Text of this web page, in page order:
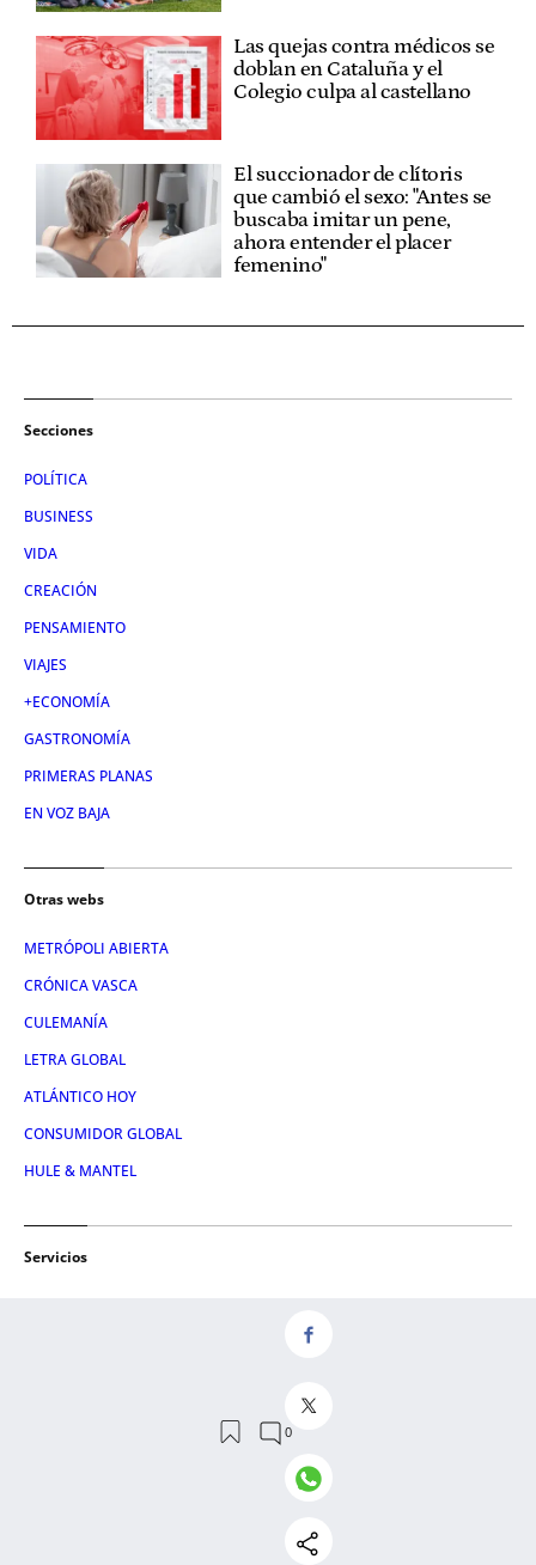
Las quejas contra médicos se
doblan en Cataluña y el
Colegio culpa al castellano
El succionador de clítoris
que cambió el sexo: "Antes se
buscaba imitar un pene,
ahora entender el placer
femenino"
Secciones
POLÍTICA
BUSINESS
VIDA
CREACIÓN
PENSAMIENTO
VIAJES
+ECONOMÍA
GASTRONOMÍA
PRIMERAS PLANAS
EN VOZ BAJA
Otras webs
METRÓPOLI ABIERTA
CRÓNICA VASCA
CULEMANÍA
LETRA GLOBAL
ATLÁNTICO HOY
CONSUMIDOR GLOBAL
HULE & MANTEL
Servicios